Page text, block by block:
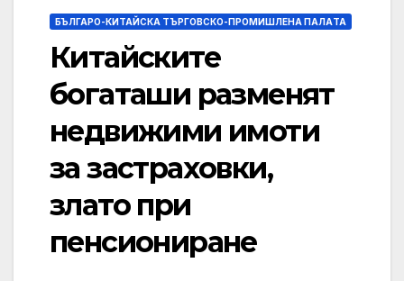
БЪЛГАРО-КИТАЙСКА ТЪРГОВСКО-ПРОМИШЛЕНА ПАЛAТА
Китайските
богаташи разменят
недвижими имоти
за застраховки,
злато при
пенсиониране